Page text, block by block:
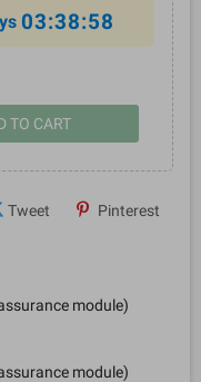
03:38:57
TO CART
Tweet Pinterest
module)
module)